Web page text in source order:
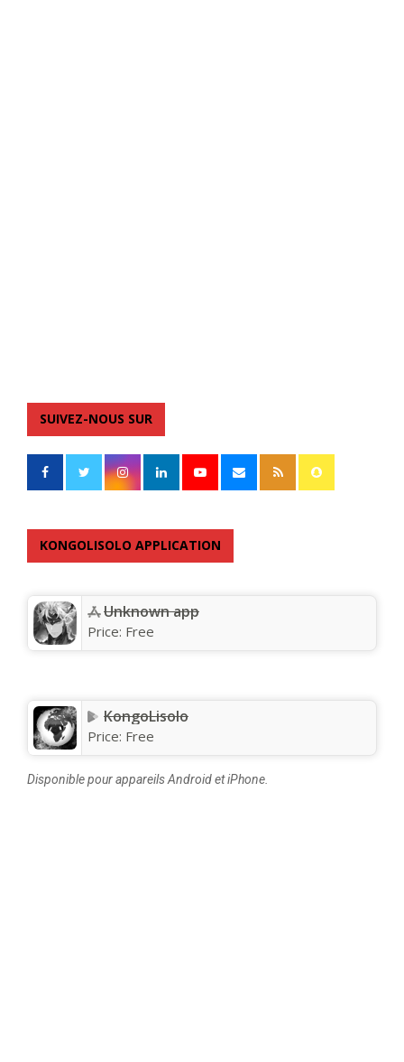
SUIVEZ-NOUS SUR
KONGOLISOLO APPLICATION
Unknown app
Price: Free
KongoLisolo
Price: Free
Disponible pour appareils Android et iPhone.